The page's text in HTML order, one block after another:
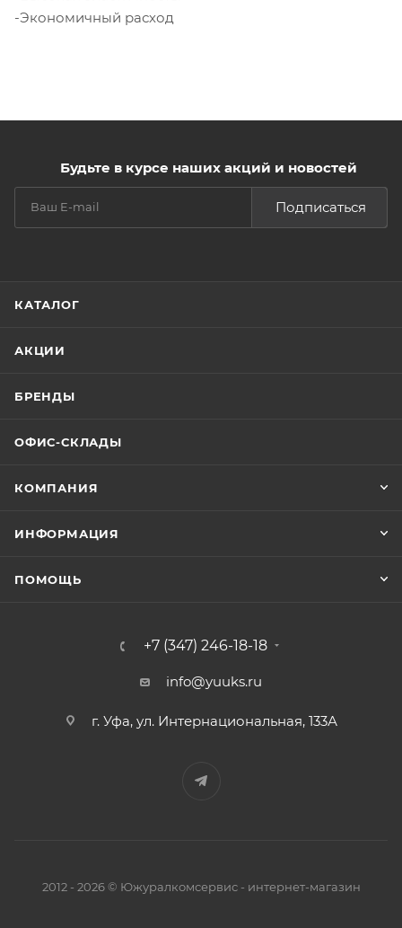
-Экономичный расход
Будьте в курсе наших акций и новостей
Подписаться
КАТАЛОГ
АКЦИИ
БРЕНДЫ
ОФИС-СКЛАДЫ
КОМПАНИЯ
ИНФОРМАЦИЯ
ПОМОЩЬ
+7 (347) 246-18-18
info@yuuks.ru
г. Уфа, ул. Интернациональная, 133А
2012 - 2026 © Южуралкомсервис - интернет-магазин